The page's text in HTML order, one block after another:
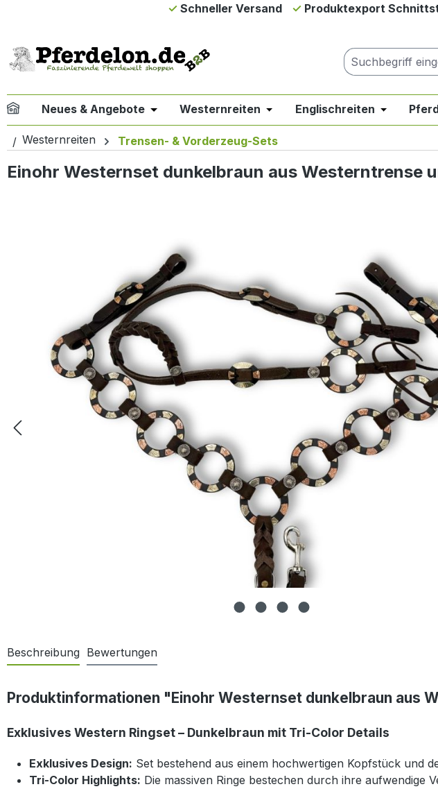
Zur Hauptnavigation springen
Schneller Versand Produktexport
Neues & Angebote Öffne oder Schließe das Dropdown der Kategorie
Westernreiten Öffne oder Schließe das
Englischreiten Öffne
Westernreiten Trensen- & Vorderzeug-Sets
Einohr Westernset dunkelbraun aus Westerntrense
Beschreibung Bewertungen
Produktinformationen "Einohr Westernset dunkelbraun aus
Exklusives Western Ringset – Dunkelbraun mit Tri-Color Details
Exklusives Design: Set bestehend aus einem hochwertigen Kopfstück und
Tri-Color Highlights: Die massiven Ringe bestechen durch ihre aufwendige